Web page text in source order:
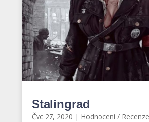
Stalingrad
Čvc 27, 2020 | Hodnocení / Recenze